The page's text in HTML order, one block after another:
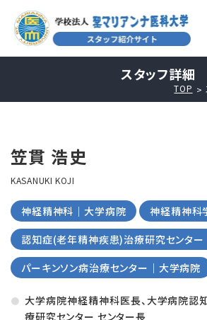
スタッフ詳細
TOP
笠貫 浩史
KASANUKI KOJI
神経精神科｜大学病院
神経精神科
認知症(老年精神疾患)治療研究センタ
パーキンソン病治療センター｜大学病院
大学病院神経精神科医長、大学病院認
療研究センター センター長